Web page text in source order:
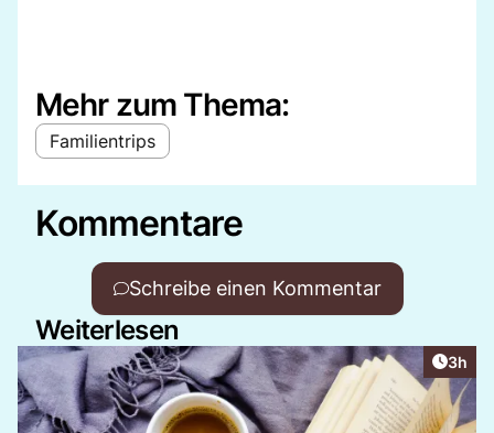
Mehr zum Thema:
Familientrips
Kommentare
Schreibe einen Kommentar
Weiterlesen
3h